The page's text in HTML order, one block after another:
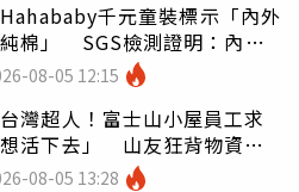
千元童裝標示「內外
棉」 SGS檢測證明：內裡
聚酯纖維
08-05 12:15
灣超人！富士山小屋員工求
活下去」 山友狂背物資上
灣真的是寶島
08-05 13:28